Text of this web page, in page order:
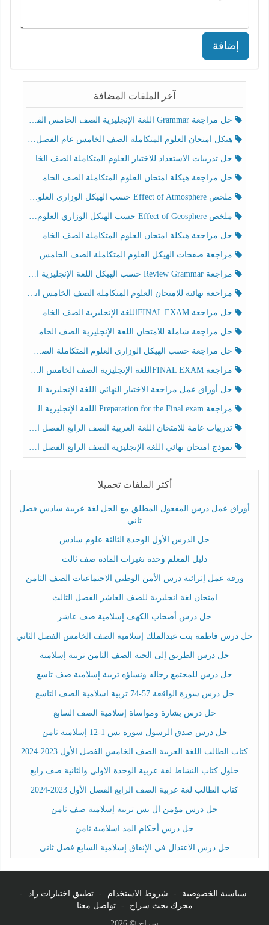
إضافة
آخر الملفات المضافة
حل مراجعة Grammar اللغة الإنجليزية الصف الخامس الفصل الثالث
هيكل امتحان العلوم المتكاملة الصف الخامس عام الفصل الدراسي الثالث 2025-2026
حل تدريبات الاستعداد للاختبار العلوم المتكاملة الصف الخامس عام الفصل الثالث
حل مراجعة هيكلة امتحان العلوم المتكاملة الصف الخامس انسبير الفصل الثالث
ملخص Effect of Atmosphere حسب الهيكل الوزاري العلوم المتكاملة الصف الخامس انسبير الفصل الثالث
ملخص Effect of Geosphere حسب الهيكل الوزاري العلوم المتكاملة الصف الخامس انسبير الفصل الثالث
حل مراجعة هيكلة امتحان العلوم المتكاملة الصف الخامس عام الفصل الثالث
مراجعة صفحات الهيكل العلوم المتكاملة الصف الخامس انسبير الفصل الثالث
مراجعة Review Grammar حسب الهيكل اللغة الإنجليزية الصف الخامس الفصل الثالث
مراجعة نهائية للامتحان العلوم المتكاملة الصف الخامس انسبير الفصل الثالث
حل مراجعة FINAL EXAMاللغة الإنجليزية الصف الخامس الفصل الثالث
حل مراجعة شاملة للامتحان اللغة الإنجليزية الصف الخامس الفصل الثالث
حل مراجعة حسب الهيكل الوزاري العلوم المتكاملة الصف الخامس عام الفصل الثالث
مراجعة FINAL EXAMاللغة الإنجليزية الصف الخامس الفصل الثالث
حل أوراق عمل مراجعة الاختبار النهائي اللغة الإنجليزية الصف الرابع الفصل الثالث
مراجعة Preparation for the Final exam اللغة الإنجليزية الصف الرابع الفصل الثالث
تدريبات عامة للامتحان اللغة العربية الصف الرابع الفصل الثالث
نموذج امتحان نهائي اللغة الإنجليزية الصف الرابع الفصل الثالث
أكثر الملفات تحميلا
أوراق عمل درس المفعول المطلق مع الحل لغة عربية سادس فصل
ثاني
حل الدرس الأول الوحدة الثالثة علوم سادس
دليل المعلم وحدة تغيرات المادة صف ثالث
ورقة عمل إثرائية درس الأمن الوطني الاجتماعيات الصف الثامن
امتحان لغة انجليزية للصف العاشر الفصل الثالث
حل درس أصحاب الكهف إسلامية صف عاشر
حل درس فاطمة بنت عبدالملك إسلامية الصف الخامس الفصل الثاني
حل درس الطريق إلى الجنة الصف الثامن تربية إسلامية
حل درس للمجتمع رجاله ونساؤه تربية إسلامية صف تاسع
حل درس سورة الواقعة 57-74 تربية اسلامية الصف التاسع
حل درس بشارة ومواساة إسلامية الصف السابع
حل درس صدق الرسول سورة يس 1-12 إسلامية ثامن
كتاب الطالب اللغة العربية الصف الخامس الفصل الأول 2023-2024
حلول كتاب النشاط لغة عربية الوحدة الاولى والثانية صف رابع
كتاب الطالب لغة عربية الصف الرابع الفصل الأول 2023-2024
حل درس مؤمن ال يس تربية إسلامية صف ثامن
حل درس أحكام المد اسلامية ثامن
حل درس الاعتدال في الإنفاق إسلامية السابع فصل ثاني
سياسية الخصوصية - شروط الاستخدام - تطبيق اختبارات زاد
-
محرك بحث سراج
-
تواصل معنا